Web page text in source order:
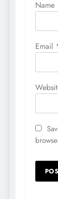
Name
Email